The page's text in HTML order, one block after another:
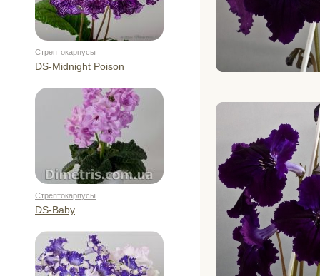
Стрептокарпусы
DS-Midnight Poison
Стрептокарпусы
DS-Baby